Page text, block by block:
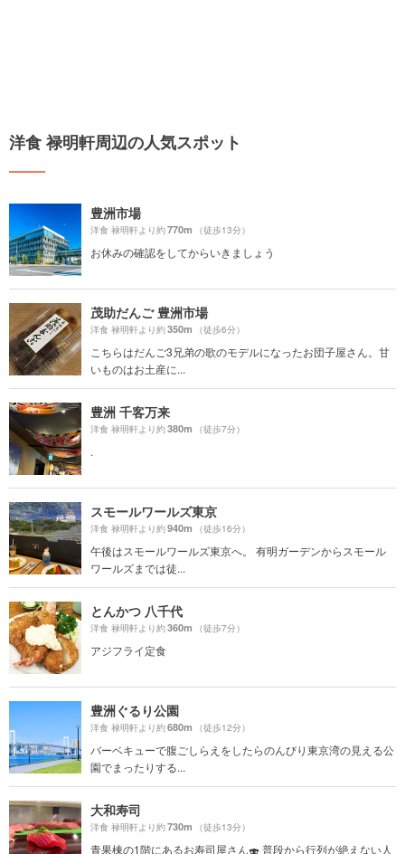
洋食 禄明軒周辺の人気スポット
豊洲市場
洋食 禄明軒より約770m （徒歩13分）
お休みの確認をしてからいきましょう
茂助だんご 豊洲市場
洋食 禄明軒より約350m （徒歩6分）
こちらはだんご3兄弟の歌のモデルになったお団子屋さん。甘
いものはお土産に...
豊洲 千客万来
洋食 禄明軒より約380m （徒歩7分）
.
スモールワールズ東京
洋食 禄明軒より約940m （徒歩16分）
午後はスモールワールズ東京へ。 有明ガーデンからスモール
ワールズまでは徒...
とんかつ 八千代
洋食 禄明軒より約360m （徒歩7分）
アジフライ定食
豊洲ぐるり公園
洋食 禄明軒より約680m （徒歩12分）
バーベキューで腹ごしらえをしたらのんびり東京湾の見える公
園でまったりする...
大和寿司
洋食 禄明軒より約730m （徒歩13分）
青果棟の1階にあるお寿司屋さん🍣 普段から行列が絶えない人